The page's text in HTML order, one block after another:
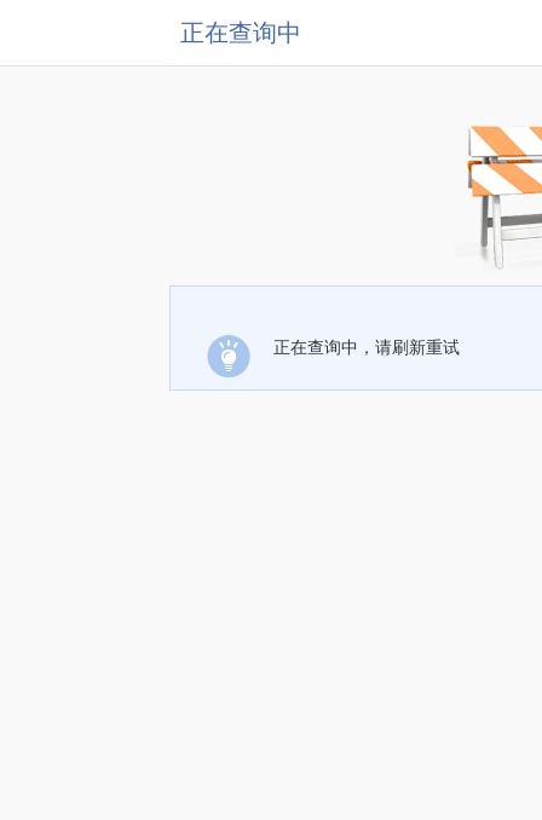
正在查询中
正在查询中，请刷新重试